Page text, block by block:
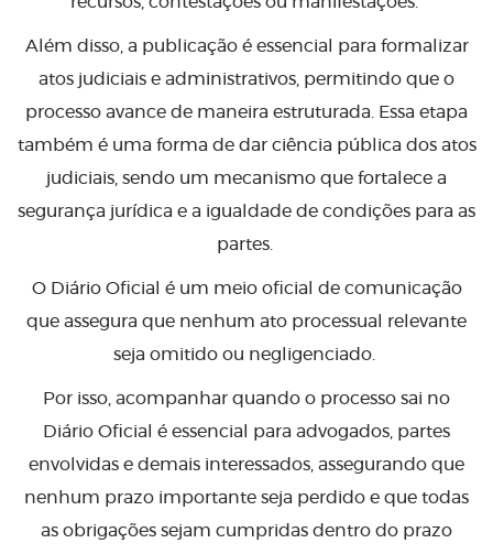
Além disso, a publicação é essencial para formalizar
atos judiciais e administrativos, permitindo que o
processo avance de maneira estruturada. Essa etapa
também é uma forma de dar ciência pública dos atos
judiciais, sendo um mecanismo que fortalece a
segurança jurídica e a igualdade de condições para as
partes.
O Diário Oficial é um meio oficial de comunicação
que assegura que nenhum ato processual relevante
seja omitido ou negligenciado.
Por isso, acompanhar quando o processo sai no
Diário Oficial é essencial para advogados, partes
envolvidas e demais interessados, assegurando que
nenhum prazo importante seja perdido e que todas
as obrigações sejam cumpridas dentro do prazo